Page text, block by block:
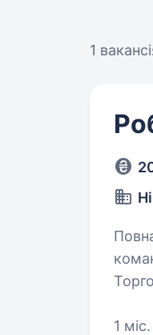
1
Повна зайнятість.
1